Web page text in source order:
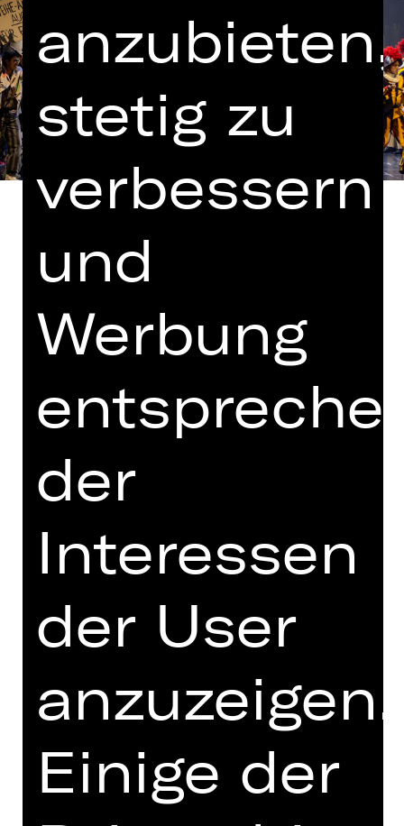
In englischer Sprache mit deutschen
Übertiteln
Kooperation mit der Bayerischen
Theaterakademie August Everding,
München
Hinweis auf sensible Inhalte
Was wäre, wenn Jesus heute auf die
Erde zurückkommen würde? Wäre er
einverstanden mit dem, was sein
Stellvertreter macht? Oder wäre er
dringende Erneuerung der Kirche
fordern? Dieses Gedankenexperiment
hochaktuellen Inszenierung von
Andreas Gergen zugrunde. „Jesus
Christ Superstar“ erzählt die
Passionsgeschichte, bei der Jesus
und Judas auf der Suche nach dem
richtigen Weg immer wieder
anzubieten,
stetig zu
verbessern
und
Werbung
der
Interessen
der User
anzuzeigen.
Einige der